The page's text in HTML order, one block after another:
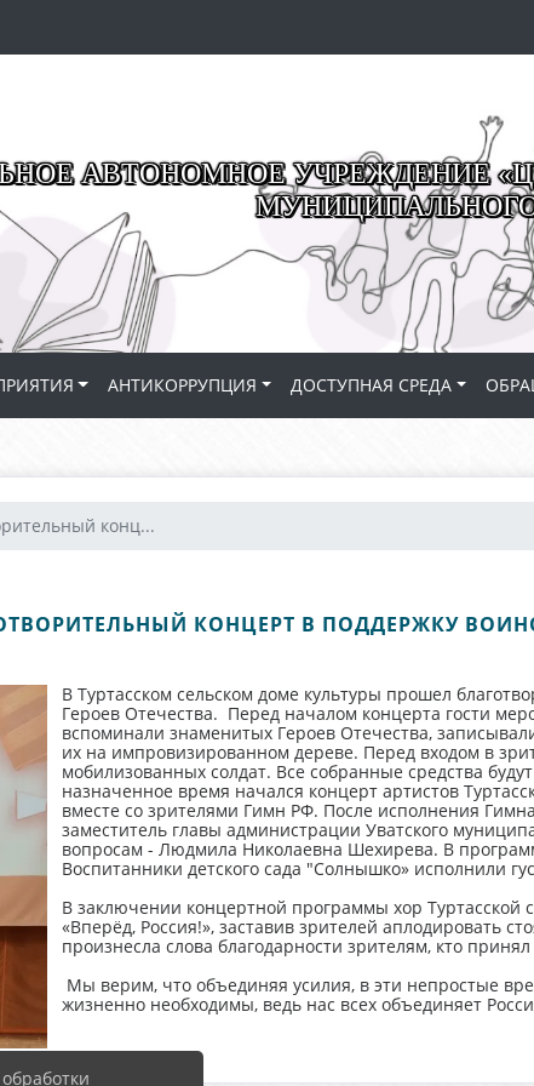
АВТОНОМНОЕ УЧРЕЖДЕНИЕ
АНТИКОРРУПЦИЯ ДОСТУПНАЯ СРЕДА
конц...
КОНЦЕРТ В ПОДДЕРЖКУ
В Туртасском сельском доме культуры прошел
Героев Отечества. Перед началом концерта гости
вспоминали знаменитых Героев Отечества,
их на импровизированном дереве. Перед входом в
мобилизованных солдат. Все собранные средства
назначенное время начался концерт артистов
вместе со зрителями Гимн РФ. После исполнения
заместитель главы администрации Уватского
вопросам - Людмила Николаевна Шехирева. В
Воспитанники детского сада "Солнышко» исполнили
В заключении концертной программы хор
«Вперёд, Россия!», заставив зрителей аплодировать
произнесла слова благодарности зрителям, кто
Мы верим, что объединяя усилия, в эти непростые
жизненно необходимы, ведь нас всех объединяет